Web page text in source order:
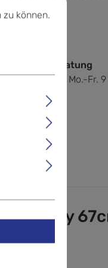
Du uns
Fachberatung
83 00 69 07. Mo.-Fr.
Trolley
können.